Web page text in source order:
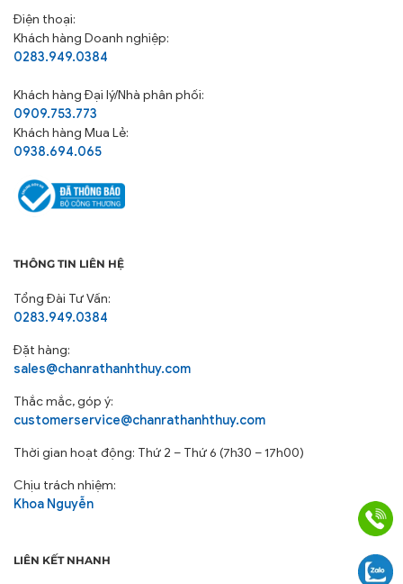
Điện thoại:
Khách hàng Doanh nghiệp:
0283.949.0384
Khách hàngĐại lý/Nhà phân phối:
0909.753.773
Khách hàng Mua Lẻ:
0938.694.065
THÔNG TIN LIÊN HỆ
Tổng Đài Tư Vấn:
0283.949.0384
Đặt hàng:
sales@chanrathanhthuy.com
Thắc mắc, góp ý:
customerservice@chanrathanhthuy.com
Thời gian hoạt động: Thứ 2 – Thứ 6 (7h30 – 17h00)
Chịu trách nhiệm:
Khoa Nguyễn
LIÊN KẾT NHANH